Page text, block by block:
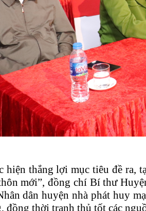
hiện thắng lợi mục tiêu đề ra,
mới”, đồng chí Bí thư
dân huyện nhà phát huy
đồng thời tranh thủ tốt các